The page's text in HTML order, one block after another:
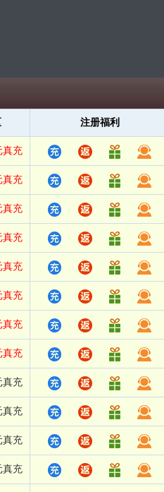
注册福利
真充
真充
真充
真充
真充
真充
真充
真充
真充
真充
真充
真充